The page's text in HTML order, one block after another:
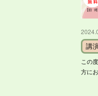
講
この
方に